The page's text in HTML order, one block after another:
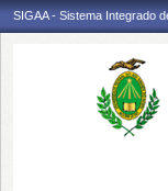
SIGAA - Sistema Integrado